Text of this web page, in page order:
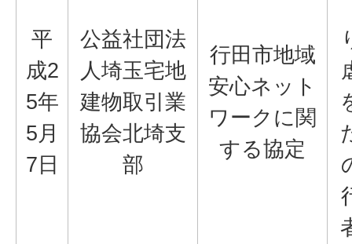
平
成2
5年
5月
7日
公益社団法
人埼玉宅地
建物取引業
協会北埼支
部
行田市地域
安心ネット
ワークに関
する協定